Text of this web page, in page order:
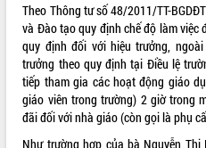
Theo Thông tư số 48/2011/TT-
và Đào tạo quy định chế độ làm việc
quy định đối với hiệu trưởng,
trưởng theo quy định tại Điều lệ
tiếp tham gia các hoạt động giáo
giáo viên trong trường) 2 giờ trong
đãi đối với nhà giáo (còn gọi là phụ
Như trường hợp của bà Nguyễn